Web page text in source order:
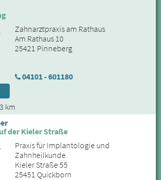
Zahnarztpraxis am Rathaus
Am Rathaus 10
25421 Pinneberg
04101 - 601180
km
der Kieler Straße
Praxis für Implantologie und
Zahnheilkunde
Kieler Straße 55
25451 Quickborn